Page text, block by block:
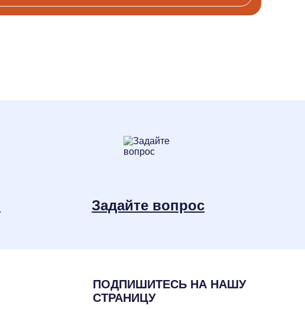
Задайте вопрос
ПОДПИШИТЕСЬ НА НАШУ
СТРАНИЦУ